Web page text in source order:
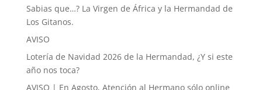
Sabias que…? La Virgen de África y la Hermandad de
Los Gitanos.
AVISO
Lotería de Navidad 2026 de la Hermandad, ¿Y si este
año nos toca?
AVISO | En Agosto, Atención al Hermano sólo online